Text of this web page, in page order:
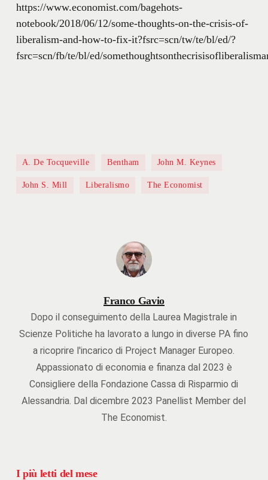
https://www.economist.com/bagehots-
notebook/2018/06/12/some-thoughts-on-the-crisis-of-
liberalism-and-how-to-fix-it?fsrc=scn/tw/te/bl/ed/?
fsrc=scn/fb/te/bl/ed/
A. De Tocqueville Bentham John M. Keynes
John S. Mill Liberalismo The Economist
Franco Gavio
Dopo il conseguimento della Laurea Magistrale in
Scienze Politiche ha lavorato a lungo in diverse PA fino
a ricoprire l'incarico di Project Manager Europeo.
Appassionato di economia e finanza dal 2023 è
Consigliere della Fondazione Cassa di Risparmio di
Alessandria. Dal dicembre 2023 Panellist Member del
The Economist.
I più letti del mese